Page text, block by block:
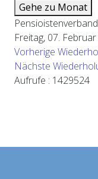
Gehe zu Monat
Pensioistenverband
Freitag, 07.
Vorherige
Nächste
Aufrufe : 1429524